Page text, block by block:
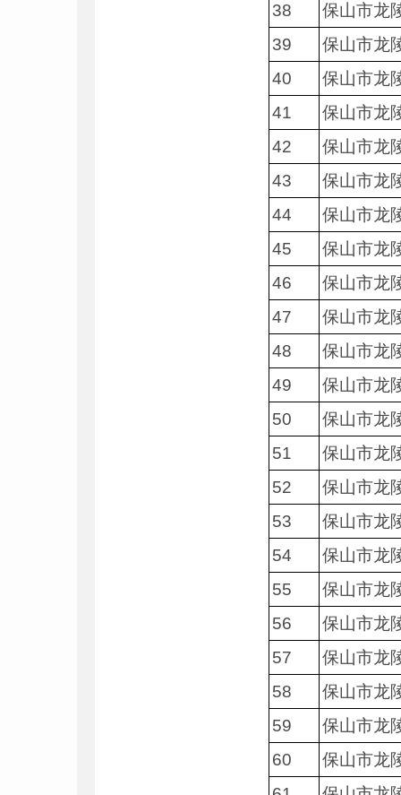
38
保山市龙
39
保山市龙
40
保山市龙
41
保山市龙
42
保山市龙
43
保山市龙
44
保山市龙
45
保山市龙
46
保山市龙
47
保山市龙
48
保山市龙
49
保山市龙
50
保山市龙
51
保山市龙
52
保山市龙
53
保山市龙
54
保山市龙
55
保山市龙
56
保山市龙
57
保山市龙
58
保山市龙
59
保山市龙
60
保山市龙